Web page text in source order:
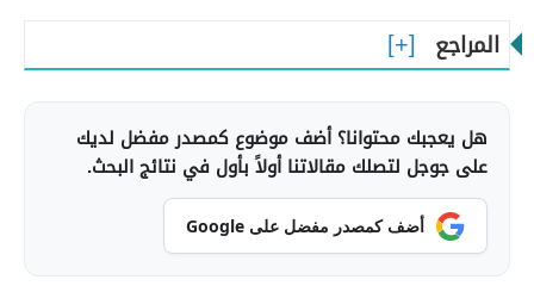
المراجع
هل يعجبك محتوانا؟ أضف موضوع كمصدر مفضل لديك
على جوجل لتصلك مقالاتنا أولاً بأول في نتائج البحث.
أضف كمصدر مفضل على Google